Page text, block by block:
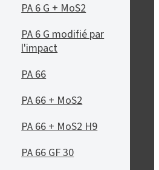
PA 6 G + MoS2
PA 6 G modifié par
l'impact
PA 66
PA 66 + MoS2
PA 66 + MoS2 H9
PA 66 GF 30